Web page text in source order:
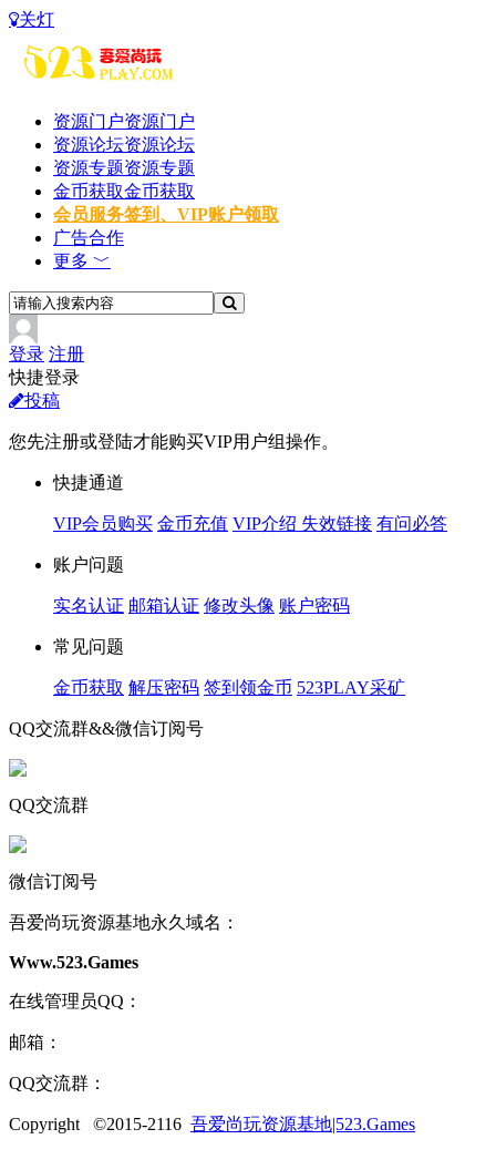
关灯
资源门户资源门户
资源论坛资源论坛
资源专题资源专题
金币获取金币获取
会员服务签到、VIP账户领取
广告合作
更多 ﹀
登录 注册
快捷登录
投稿
您先注册或登陆才能购买VIP用户组操作。
快捷通道
VIP会员购买 金币充值 VIP介绍 失效链接 有问必答
账户问题
实名认证 邮箱认证 修改头像 账户密码
常见问题
金币获取 解压密码 签到领金币 523PLAY采矿
QQ交流群&&微信订阅号
QQ交流群
微信订阅号
吾爱尚玩资源基地永久域名：
Www.523.Games
在线管理员QQ：
邮箱：
QQ交流群：
Copyright ©2015-2116 吾爱尚玩资源基地|523.Games